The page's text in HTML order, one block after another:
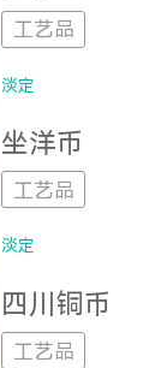
工艺品
淡定
坐洋币
工艺品
淡定
四川铜币
工艺品